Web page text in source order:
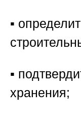
▪️
▪️
хранения;